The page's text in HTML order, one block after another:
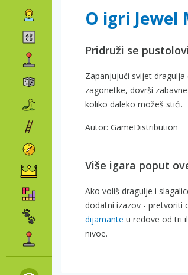
O igri Jewel
Pridruži se
Zapanjujući svijet
zagonetke, dovrši
koliko daleko možeš stići.
Autor: GameDistribution
Više igara poput
Ako voliš dragulje i
dodatni izazov - pretvoriti
dijamante u redove od tri
nivoe.